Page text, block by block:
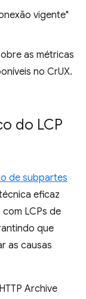
vigente"
as métricas
no CrUX.
do LCP
de subpartes
eficaz
LCPs de
que
as causas
Archive